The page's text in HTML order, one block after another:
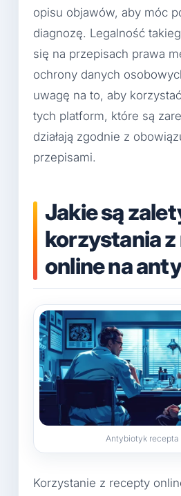
opisu objawów, aby móc
diagnozę. Legalność
się na przepisach prawa
ochrony danych
uwagę na to, aby
tych platform, które są
działają zgodnie z
przepisami.
Jakie są
korzystania
online na
Antybiotyk recepta
Korzystanie z recepty